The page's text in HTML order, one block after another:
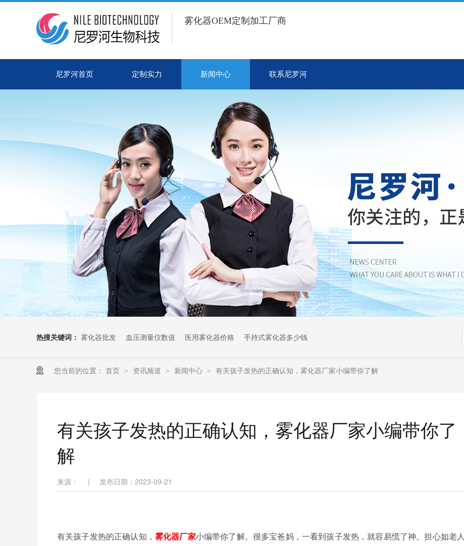
雾化器OEM定制加工厂商
尼罗河首页 定制实力 新闻中心 联系尼罗河
热搜关键词： 雾化器批发 血压测量仪数值 医用雾化器价格 手持式雾化器多少钱
您当前的位置： 首页 > 资讯频道 > 新闻中心 > 有关孩子发热的正确认知，雾化器厂家小编带你了解
有关孩子发热的正确认知，雾化器厂家小编带你了
解
来源： | 发布日期：2023-09-21
有关孩子发热的正确认知， 雾化器厂家小编带你了解。 很多宝爸妈，一看到孩子发热，就容易慌了神。担心如老人